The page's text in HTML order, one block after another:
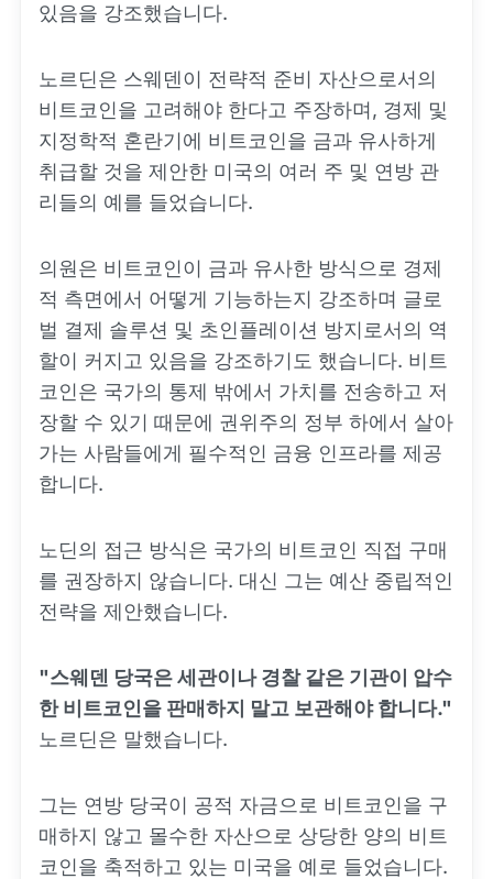
있음을 강조했습니다.
노르딘은 스웨덴이 전략적 준비 자산으로서의
비트코인을 고려해야 한다고 주장하며, 경제 및
지정학적 혼란기에 비트코인을 금과 유사하게
취급할 것을 제안한 미국의 여러 주 및 연방 관
리들의 예를 들었습니다.
의원은 비트코인이 금과 유사한 방식으로 경제
적 측면에서 어떻게 기능하는지 강조하며 글로
벌 결제 솔루션 및 초인플레이션 방지로서의 역
할이 커지고 있음을 강조하기도 했습니다. 비트
코인은 국가의 통제 밖에서 가치를 전송하고 저
장할 수 있기 때문에 권위주의 정부 하에서 살아
가는 사람들에게 필수적인 금융 인프라를 제공
합니다.
노딘의 접근 방식은 국가의 비트코인 직접 구매
를 권장하지 않습니다. 대신 그는 예산 중립적인
전략을 제안했습니다.
"스웨덴 당국은 세관이나 경찰 같은 기관이 압수
한 비트코인을 판매하지 말고 보관해야 합니다."
노르딘은 말했습니다.
그는 연방 당국이 공적 자금으로 비트코인을 구
매하지 않고 몰수한 자산으로 상당한 양의 비트
코인을 축적하고 있는 미국을 예로 들었습니다.